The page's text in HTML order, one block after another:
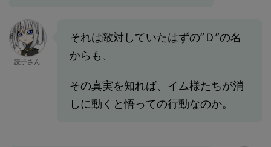
読子さん
それは敵対していたはずの”Ｄ”の名
からも、
その真実を知れば、イム様たちが消
しに動くと悟っての行動なのか。